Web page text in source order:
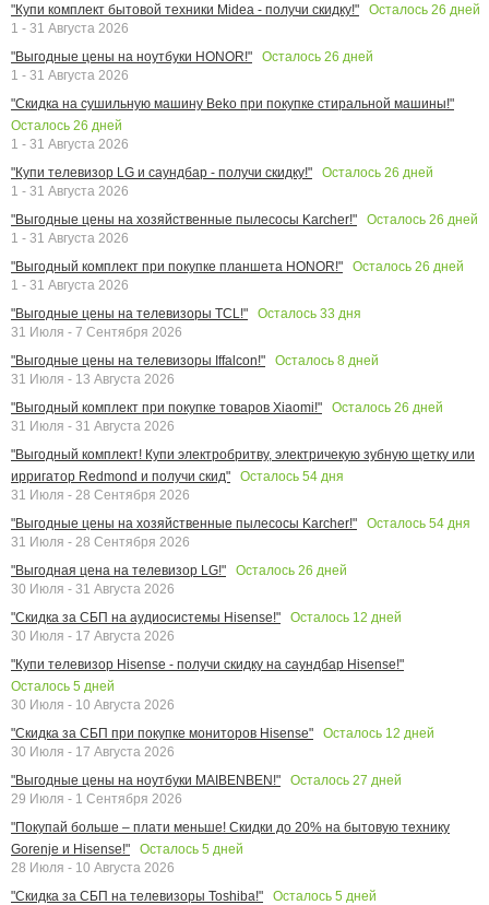
"Купи комплект бытовой техники Midea - получи скидку!"
Осталось 26 дней
1 - 31 Августа 2026
"Выгодные цены на ноутбуки HONOR!"
Осталось 26 дней
1 - 31 Августа 2026
"Скидка на сушильную машину Beko при покупке стиральной машины!"
Осталось 26 дней
1 - 31 Августа 2026
"Купи телевизор LG и саундбар - получи скидку!"
Осталось 26 дней
1 - 31 Августа 2026
"Выгодные цены на хозяйственные пылесосы Karcher!"
Осталось 26 дней
1 - 31 Августа 2026
"Выгодный комплект при покупке планшета HONOR!"
Осталось 26 дней
1 - 31 Августа 2026
"Выгодные цены на телевизоры TCL!"
Осталось 33 дня
31 Июля - 7 Сентября 2026
"Выгодные цены на телевизоры Iffalcon!"
Осталось 8 дней
31 Июля - 13 Августа 2026
"Выгодный комплект при покупке товаров Xiaomi!"
Осталось 26 дней
31 Июля - 31 Августа 2026
"Выгодный комплект! Купи электробритву, электричекую зубную щетку или
ирригатор Redmond и получи скид"
Осталось 54 дня
31 Июля - 28 Сентября 2026
"Выгодные цены на хозяйственные пылесосы Karcher!"
Осталось 54 дня
31 Июля - 28 Сентября 2026
"Выгодная цена на телевизор LG!"
Осталось 26 дней
30 Июля - 31 Августа 2026
"Скидка за СБП на аудиосистемы Hisense!"
Осталось 12 дней
30 Июля - 17 Августа 2026
"Купи телевизор Hisense - получи скидку на саундбар Hisense!"
Осталось 5 дней
30 Июля - 10 Августа 2026
"Скидка за СБП при покупке мониторов Hisense"
Осталось 12 дней
30 Июля - 17 Августа 2026
"Выгодные цены на ноутбуки MAIBENBEN!"
Осталось 27 дней
29 Июля - 1 Сентября 2026
"Покупай больше – плати меньше! Скидки до 20% на бытовую технику
Gorenje и Hisense!"
Осталось 5 дней
28 Июля - 10 Августа 2026
"Скидка за СБП на телевизоры Toshiba!"
Осталось 5 дней